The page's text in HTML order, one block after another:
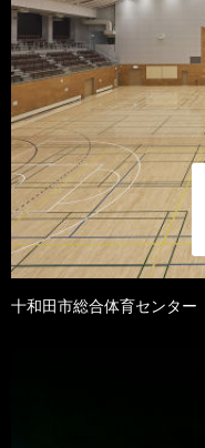
十和田市総合体育センター